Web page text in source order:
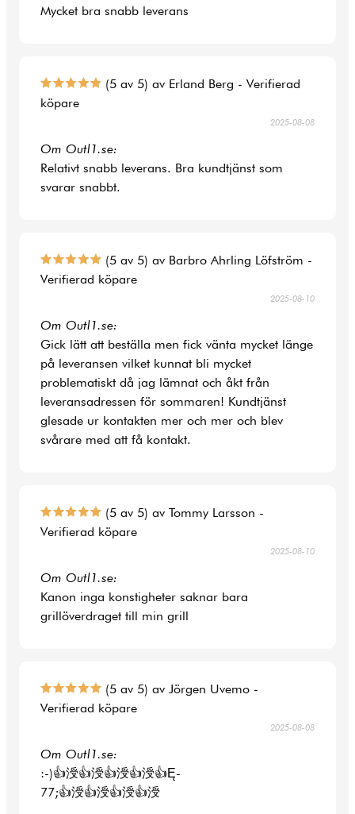
Mycket bra snabb leverans
(5 av 5) av Erland Berg - Verifierad
köpare
2025-08-08
Om Outl1.se:
Relativt snabb leverans. Bra kundtjänst som
svarar snabbt.
(5 av 5) av Barbro Ahrling Löfström -
Verifierad köpare
2025-08-10
Om Outl1.se:
Gick lätt att beställa men fick vänta mycket länge
på leveransen vilket kunnat bli mycket
problematiskt då jag lämnat och åkt från
leveransadressen för sommaren! Kundtjänst
glesade ur kontakten mer och mer och blev
svårare med att få kontakt.
(5 av 5) av Tommy Larsson -
Verifierad köpare
2025-08-10
Om Outl1.se:
Kanon inga konstigheter saknar bara
grillöverdraget till min grill
(5 av 5) av Jörgen Uvemo -
Verifierad köpare
2025-08-08
Om Outl1.se:
:-)👍涭👍涭👍涭👍涭👍Ę-
77;👍涭👍涭👍涭👍涭